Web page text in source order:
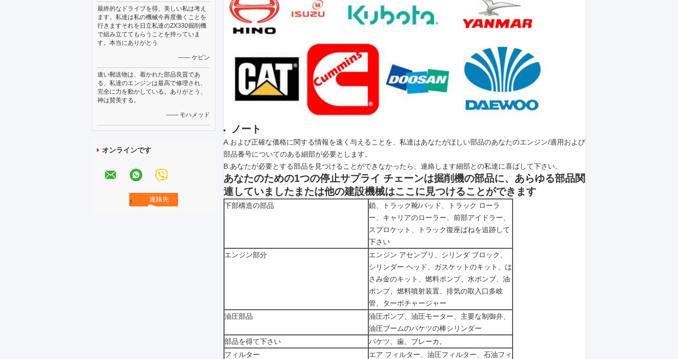
最終的なドライブを得、美しい私は考え
ます。私達は私の機械今再度働くことを
行きますそれを日立私達のZX330掘削機
で組み立ててもらうことを持っていま
す。本当にありがとう
—— ケビン
速い郵送物は、着かれた部品良質であ
る、私達のエンジンは最高で修理され、
完全に力を動かしている。ありがとう、
神は賛美する。
—— モハメッド
オンラインです
ノート
A.および正確な価格に関する情報を速く与えることを、私達はあなたがほしい部品のあなたのエンジン/適用および
部品番号についてのある細部が必要とします。
B.あなたが必要とする部品を見つけることができなかったら、連絡します細部との私達に喜ばして下さい。
あなたのための1つの停止サプライ チェーンは掘削機の部品に、あらゆる部品関
連していましたまたは他の建設機械はここに見つけることができます
下部構造の部品
鎖、トラック靴/パッド、トラック ローラ
ー、キャリアのローラー、前部アイドラー、
スプロケット、トラック復座ばねを追跡して
下さい
エンジン部分
エンジン アセンブリ、シリンダ ブロック、
シリンダー ヘッド、ガスケットのキット、は
さみ金のキット、燃料ポンプ、水ポンプ、油
ポンプ、燃料噴射装置、排気の取入口多岐
管、ターボチャージャー
油圧部品
油圧ポンプ、油圧モーター、主要な制御弁、
油圧ブームのバケツの棒シリンダー
部品を得て下さい
バケツ、歯、ブレーカ。
フィルター
エア フィルター、油圧フィルター、石油フィ